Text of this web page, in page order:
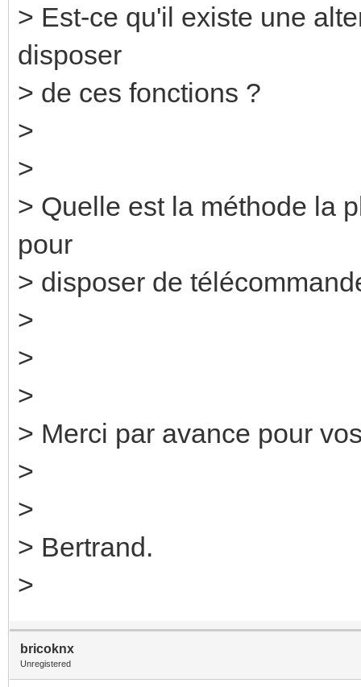
> Est-ce qu'il existe une
disposer
> de ces fonctions ?
>
>
> Quelle est la méthode la
pour
> disposer de
>
>
>
> Merci par avance pour
>
>
> Bertrand.
>
bricoknx
Unregistered